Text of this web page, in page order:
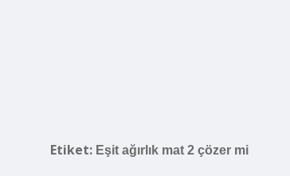
Etiket: Eşit ağırlık mat 2 çözer mi